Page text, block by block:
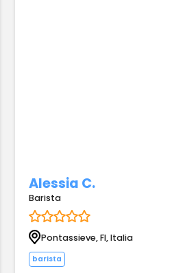
Alessia C.
Barista
Pontassieve, FI, Italia
barista